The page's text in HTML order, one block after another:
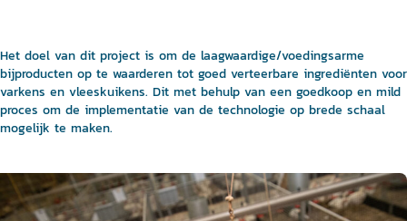
Het doel van dit project is om de laagwaardige/voedingsarme
bijproducten op te waarderen tot goed verteerbare ingrediënten voor
varkens en vleeskuikens. Dit met behulp van een goedkoop en mild
proces om de implementatie van de technologie op brede schaal
mogelijk te maken.